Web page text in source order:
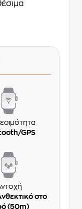
GPS
στο
(50m)